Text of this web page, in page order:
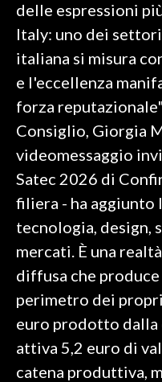
CALCIO REGIONALE
BASKET
VOLLEY
MOTORI
TENNIS
ALTRI SPORT
SPETTACOLI
SALUTE
SARDEGNA TURISMO
delle espressioni
Italy: uno dei
italiana si misura
e l'eccellenza
forza
Consiglio, Giorgia
videomessaggio
Satec 2026 di
filiera - ha aggiunto
tecnologia, design,
mercati. È una
diffusa che
perimetro dei
euro prodotto
attiva 5,2 euro di
catena produttiva,